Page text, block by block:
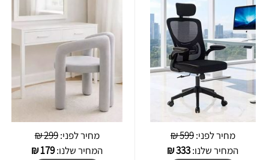
מחיר לפני:599 ₪
המחיר שלנו:333
₪
מחיר לפני:299 ₪
המחיר שלנו:179
₪